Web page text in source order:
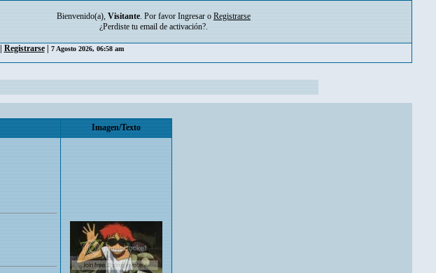
Bienvenido(a), Visitante. Por favor Ingresar o Registrarse
¿Perdiste tu email de activación?.
Registrarse| 7 Agosto 2026, 06:58 am
Imagen/Texto